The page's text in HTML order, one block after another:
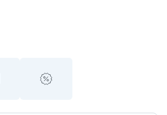
a bevásárló listához
alert when on sale